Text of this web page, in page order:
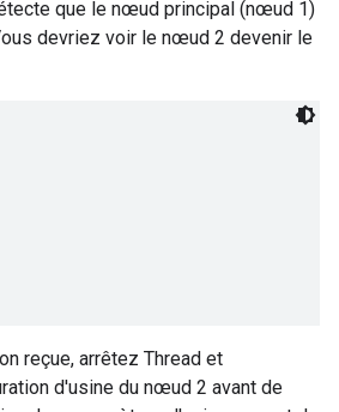
que le nœud principal (nœud 1)
devriez voir le nœud 2 devenir le
reçue, arrêtez Thread et
d'usine du nœud 2 avant de